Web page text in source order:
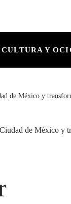
CULTURA Y
de México y